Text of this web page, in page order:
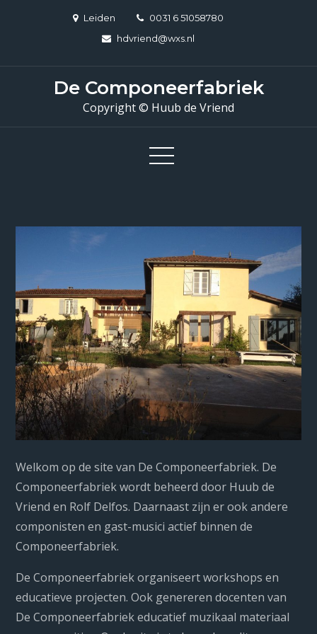
Leiden
0031 6 51058780
hdvriend@wxs.nl
De Componeerfabriek
Copyright © Huub de Vriend
Welkom op de site van De Componeerfabriek. De
Componeerfabriek wordt beheerd door Huub de
Vriend en Rolf Delfos. Daarnaast zijn er ook andere
componisten en gast-musici actief binnen de
Componeerfabriek.
De Componeerfabriek organiseert workshops en
educatieve projecten. Ook genereren docenten van
De Componeerfabriek educatief muzikaal materiaal